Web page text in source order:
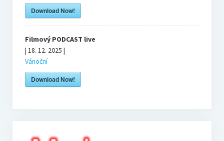
2023
2022
Bourne’s blog
Honzův blog
Download Now!
Filmový PODCAST live
| 18. 12. 2025 |
Vánoční
Download Now!